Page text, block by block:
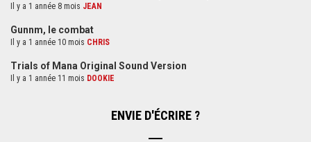
Il y a 1 année 8 mois JEAN
Gunnm, le combat
Il y a 1 année 10 mois CHRIS
Trials of Mana Original Sound Version
Il y a 1 année 11 mois DOOKIE
ENVIE D'ÉCRIRE ?